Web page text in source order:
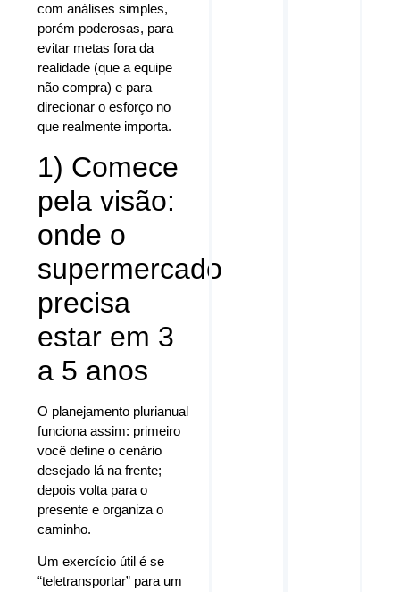
com análises simples,
porém poderosas, para
evitar metas fora da
realidade (que a equipe
não compra) e para
direcionar o esforço no
que realmente importa.
1) Comece
pela visão:
onde o
supermercado
precisa
estar em 3
a 5 anos
O planejamento plurianual
funciona assim: primeiro
você define o cenário
desejado lá na frente;
depois volta para o
presente e organiza o
caminho.
Um exercício útil é se
“teletransportar” para um